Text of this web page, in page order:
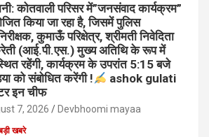
कोतवाली परिसर में”जनसंवाद कार्यक्रम”
किया जा रहा है, जिसमें पुलिस
कुमाऊँ परिक्षेत्र, श्रीमती निवेदिता
(आई.पी.एस.) मुख्य अतिथि के रूप में
रहेंगी, कार्यक्रम के उपरांत 5:15 बजे
को संबोधित करेंगी !
ashok gulati
इन चीफ
7, 2026 Devbhoomi mayaa
खबरे